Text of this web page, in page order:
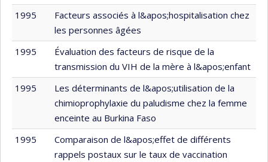
1995
Facteurs associés à l&apos;hospitalisation chez
les personnes âgées
1995
Évaluation des facteurs de risque de la
transmission du VIH de la mère à l&apos;enfant
1995
Les déterminants de l&apos;utilisation de la
chimioprophylaxie du paludisme chez la femme
enceinte au Burkina Faso
1995
Comparaison de l&apos;effet de différents
rappels postaux sur le taux de vaccination